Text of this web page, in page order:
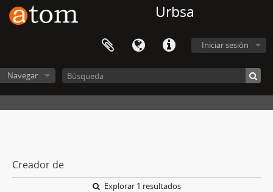
Urbsa
Iniciar sesión
Navegar
Creador de
Explorar 1 resultados